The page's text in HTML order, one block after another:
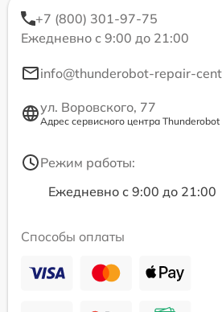
+7 (800) 301-97-75
Ежедневно с 9:00 до 21:00
info@thunderobot-repair-
ул. Воровского, 77
Адрес сервисного центра Thunderobot
Режим работы:
Ежедневно с 9:00 до 21:00
Способы оплаты